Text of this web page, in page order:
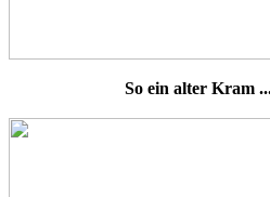
So ein alter Kram